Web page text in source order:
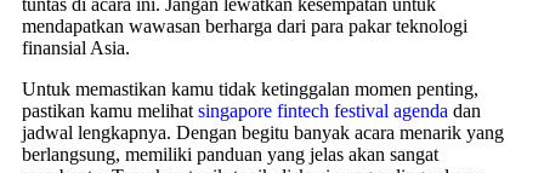
tuntas di acara ini. Jangan lewatkan kesempatan untuk
mendapatkan wawasan berharga dari para pakar teknologi
finansial Asia.
Untuk memastikan kamu tidak ketinggalan momen penting,
pastikan kamu melihat singapore fintech festival agenda dan
jadwal lengkapnya. Dengan begitu banyak acara menarik yang
berlangsung, memiliki panduan yang jelas akan sangat